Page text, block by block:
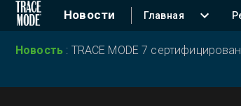
Новости Главная
Новость : TRACE MODE 7